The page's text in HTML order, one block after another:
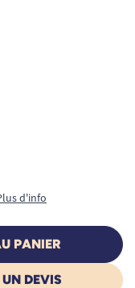
d'info
PANIER
DEVIS